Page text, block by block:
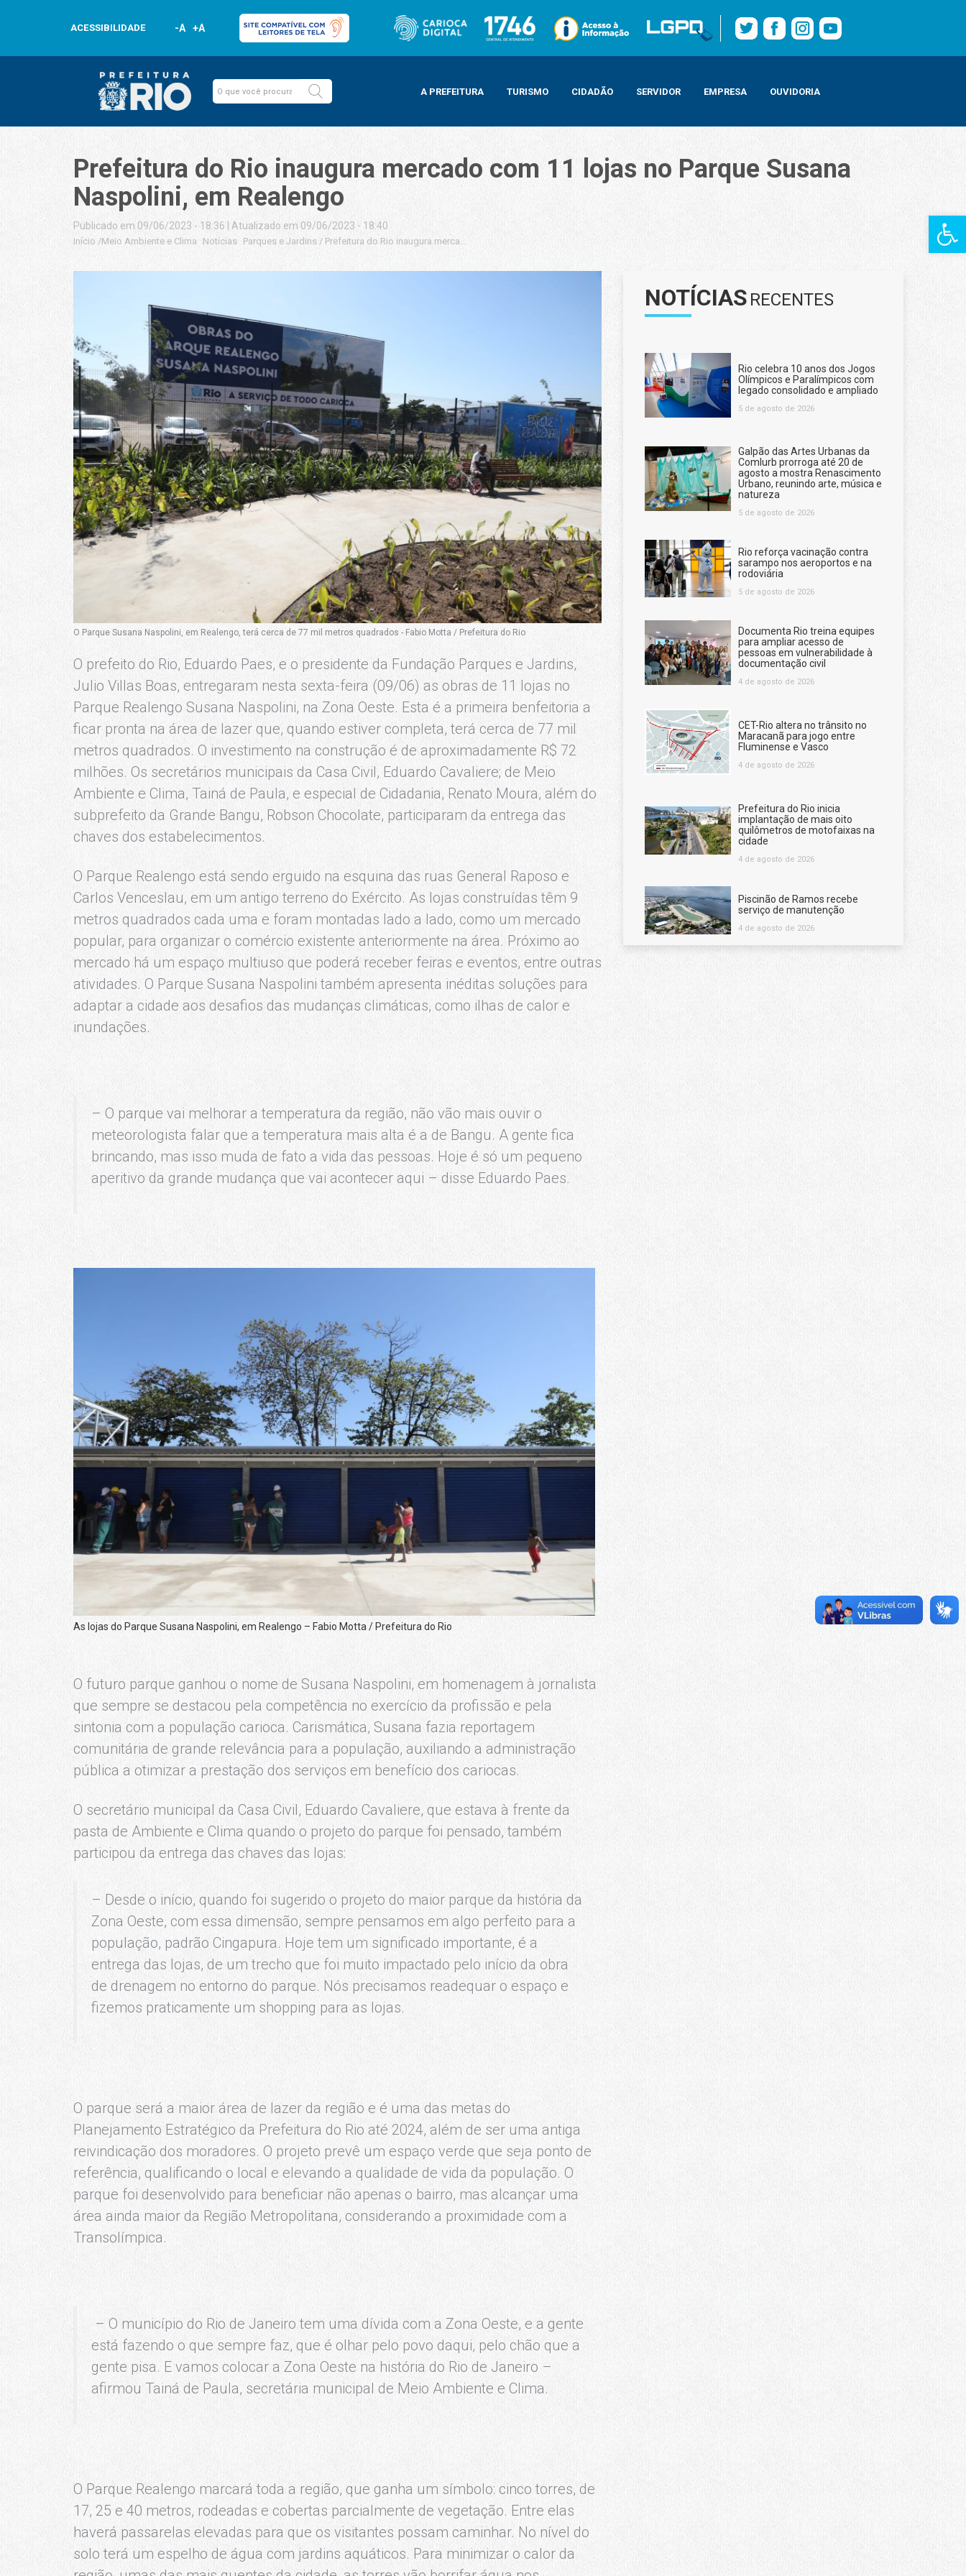
Barra de
ACESSIBILIDADE -A +A
A PREFEITURA TURISMO CIDADÃO SERVIDOR EMPRESA OUVIDORIA
Prefeitura do Rio inaugura mercado com 11 lojas no Parque Susana
Naspolini, em Realengo
Publicado em 09/06/2023 - 18:36 Atualizado em 09/06/2023 - 18:40
Início /Meio Ambiente e Clima Notícias Parques e Jardins / Prefeitura do Rio inaugura mercado com 11 lojas no Parque Susana Naspolini, em Realengo
O Parque Susana Naspolini, em Realengo, terá cerca de 77 mil metros quadrados - Fabio Motta / Prefeitura do Rio
O prefeito do Rio, Eduardo Paes, e o presidente da Fundação Parques e Jardins,
Julio Villas Boas, entregaram nesta sexta-feira (09/06) as obras de 11 lojas no
Parque Realengo Susana Naspolini, na Zona Oeste. Esta é a primeira benfeitoria a
ficar pronta na área de lazer que, quando estiver completa, terá cerca de 77 mil
metros quadrados. O investimento na construção é de aproximadamente R$ 72
milhões. Os secretários municipais da Casa Civil, Eduardo Cavaliere; de Meio
Ambiente e Clima, Tainá de Paula, e especial de Cidadania, Renato Moura, além do
subprefeito da Grande Bangu, Robson Chocolate, participaram da entrega das
chaves dos estabelecimentos.
O Parque Realengo está sendo erguido na esquina das ruas General Raposo e
Carlos Venceslau, em um antigo terreno do Exército. As lojas construídas têm 9
metros quadrados cada uma e foram montadas lado a lado, como um mercado
popular, para organizar o comércio existente anteriormente na área. Próximo ao
mercado há um espaço multiuso que poderá receber feiras e eventos, entre outras
atividades. O Parque Susana Naspolini também apresenta inéditas soluções para
adaptar a cidade aos desafios das mudanças climáticas, como ilhas de calor e
inundações.
– O parque vai melhorar a temperatura da região, não vão mais ouvir o
meteorologista falar que a temperatura mais alta é a de Bangu. A gente fica
brincando, mas isso muda de fato a vida das pessoas. Hoje é só um pequeno
aperitivo da grande mudança que vai acontecer aqui – disse Eduardo Paes.
As lojas do Parque Susana Naspolini, em Realengo – Fabio Motta / Prefeitura do Rio
O futuro parque ganhou o nome de Susana Naspolini, em homenagem à jornalista
que sempre se destacou pela competência no exercício da profissão e pela
sintonia com a população carioca. Carismática, Susana fazia reportagem
comunitária de grande relevância para a população, auxiliando a administração
pública a otimizar a prestação dos serviços em benefício dos cariocas.
O secretário municipal da Casa Civil, Eduardo Cavaliere, que estava à frente da
pasta de Ambiente e Clima quando o projeto do parque foi pensado, também
participou da entrega das chaves das lojas:
– Desde o início, quando foi sugerido o projeto do maior parque da história da
Zona Oeste, com essa dimensão, sempre pensamos em algo perfeito para a
população, padrão Cingapura. Hoje tem um significado importante, é a
entrega das lojas, de um trecho que foi muito impactado pelo início da obra
de drenagem no entorno do parque. Nós precisamos readequar o espaço e
fizemos praticamente um shopping para as lojas.
O parque será a maior área de lazer da região e é uma das metas do
Planejamento Estratégico da Prefeitura do Rio até 2024, além de ser uma antiga
reivindicação dos moradores. O projeto prevê um espaço verde que seja ponto de
referência, qualificando o local e elevando a qualidade de vida da população. O
parque foi desenvolvido para beneficiar não apenas o bairro, mas alcançar uma
área ainda maior da Região Metropolitana, considerando a proximidade com a
Transolímpica.
– O município do Rio de Janeiro tem uma dívida com a Zona Oeste, e a gente
está fazendo o que sempre faz, que é olhar pelo povo daqui, pelo chão que a
gente pisa. E vamos colocar a Zona Oeste na história do Rio de Janeiro –
afirmou Tainá de Paula, secretária municipal de Meio Ambiente e Clima.
O Parque Realengo marcará toda a região, que ganha um símbolo: cinco torres, de
17, 25 e 40 metros, rodeadas e cobertas parcialmente de vegetação. Entre elas
haverá passarelas elevadas para que os visitantes possam caminhar. No nível do
solo terá um espelho de água com jardins aquáticos. Para minimizar o calor da
NOTÍCIAS RECENTES
Rio celebra 10 anos dos Jogos
Olímpicos e Paralímpicos com
legado consolidado e ampliado
5 de agosto de 2026
Galpão das Artes Urbanas da
Comlurb prorroga até 20 de
agosto a mostra Renascimento
Urbano, reunindo arte, música e
natureza
5 de agosto de 2026
Rio reforça vacinação contra
sarampo nos aeroportos e na
rodoviária
5 de agosto de 2026
Documenta Rio treina equipes
para ampliar acesso de
pessoas em vulnerabilidade à
documentação civil
4 de agosto de 2026
CET-Rio altera no trânsito no
Maracanã para jogo entre
Fluminense e Vasco
4 de agosto de 2026
Prefeitura do Rio inicia
implantação de mais oito
quilômetros de motofaixas na
cidade
4 de agosto de 2026
Piscinão de Ramos recebe
serviço de manutenção
4 de agosto de 2026